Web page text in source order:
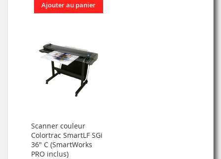
Ajouter au panier
Scanner couleur
Colortrac SmartLF SGi
36" C (SmartWorks
PRO inclus)